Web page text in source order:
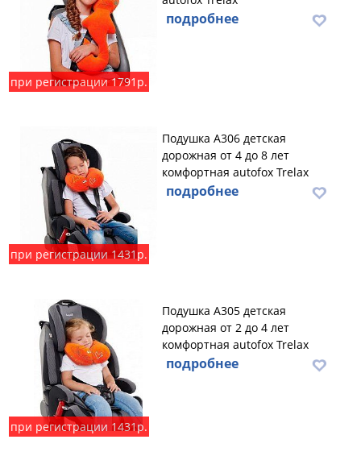
при регистрации 1791р.
подробнее
при регистрации 1431р.
Подушка А306 детская
дорожная от 4 до 8 лет
комфортная autofox Trelax
подробнее
при регистрации 1431р.
Подушка А305 детская
дорожная от 2 до 4 лет
комфортная autofox Trelax
подробнее